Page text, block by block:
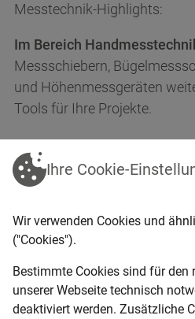
Messtechnik-Highlights:
Im Bereich
Messschiebern,
und Höhenmessgeräten
Tools für Ihre Projekte.
Im Bereich höherwertige
Ihnen anspruchsvolle
Koordinatenmessgeräte,
Messmikroskope,
Version Nagel
Ihre Cookie-
Wir verwenden Cookies und
("Cookies").
Bestimmte Cookies sind für den
unserer Webseite technisch
deaktiviert werden. Zusätzliche